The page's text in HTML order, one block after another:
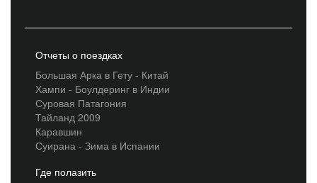
Отчеты о поездках
Большая Арка в Гету - Китай
Хампи - Боулдеринг в Индии
Суровая Патагония
Тайланд 2009
Каравшин
Суирана - Зима в Испании
Где полазить